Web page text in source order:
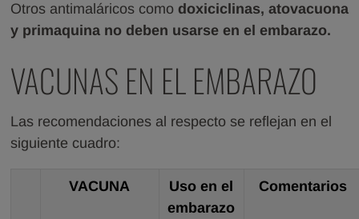
Otros antimaláricos comodoxiciclinas, atovacuona
y primaquina no deben usarse en el embarazo.
VACUNAS EN EL EMBARAZO
Las recomendaciones al respecto se reflejan en el
siguiente cuadro:
VACUNA
Uso en el
embarazo
Comentarios